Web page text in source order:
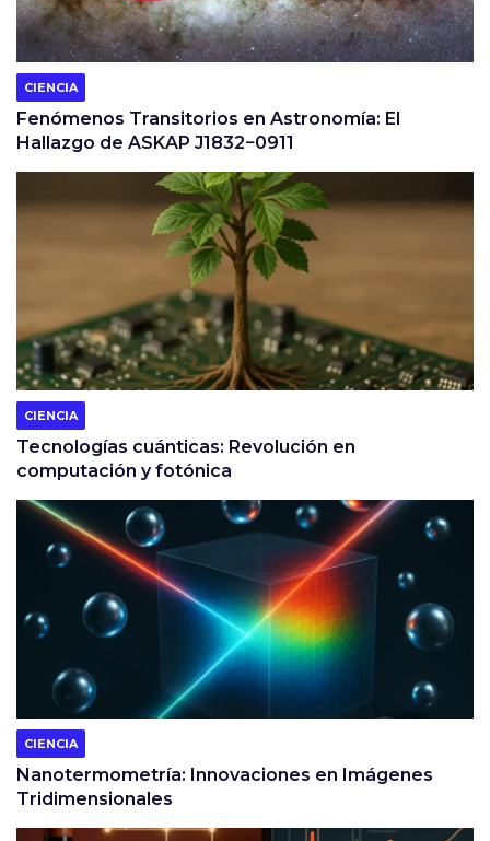
CIENCIA
Fenómenos Transitorios en Astronomía: El
Hallazgo de ASKAP J1832−0911
CIENCIA
Tecnologías cuánticas: Revolución en
computación y fotónica
CIENCIA
Nanotermometría: Innovaciones en Imágenes
Tridimensionales